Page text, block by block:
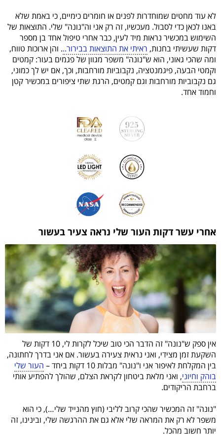
לא עוד מחטים שמוחדרות לפנים או חומרים כימיים, כי באמת שלא
באנו לכאן כדי לסבול. מעכשיו, זה רק אני וה"נונה" שלי. התוצאות של
השימוש במכשיר נראות מיד לעין, כבר אחרי טיפול אחד בן מספר
דקות שעשיתי בחנות, ראיתי את התוצאות בבירור... והן ארוכות טווח,
ומה שהכי גאוני, הוא ש"נונה" משפר מגוון של פגמים בעור: קמטים
וקמטי הבעה, פיגמנטציה, נקבוביות מורחבות, וכך, אם יש לך כמוני,
גם נקבוביות מורחבות וגם קמטים, הרגת שתי ציפורים במכשיר קטן
וחמוד אחד.
אחרי עשר דקות העור שלי נראה צעיר בעשור
אין ספק ש"נונה" זה הדבר הכי טוב שיכל לקרות לי, 10 דקות של
השקעת זמן מצידי, ואני נראית צעירה בעשור. אם אני בדרך לחתונה,
בין המקלחת לאיפור אני ו"נונה" מבלות 10 דקות ביחד –
העור שלי
בוהק וחיוני, ואני מלאת ביטחון לקראת הצלם, שהולך להפתיע אותי
ברחבת הריקודים.
"נונה" זה המכשיר שהכי קרוב לליבי (חוץ מהנייד שלי…), כי הוא
משפר לא רק את המראה שלי אלא גם את ההרגשה שלי, ובינינו, זה
יותר חשוב מהכל.